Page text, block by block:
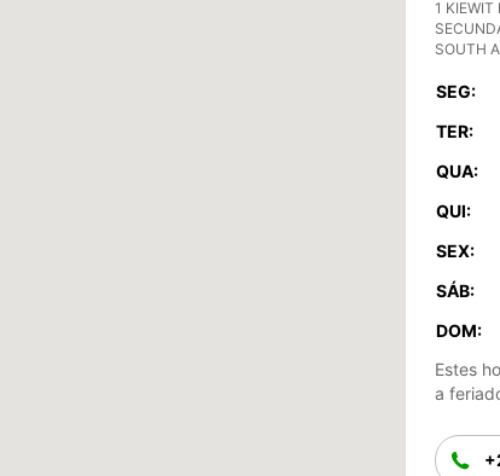
1 KIEWIT
SOUTH
SEG:
TER:
QUA:
QUI:
SEX:
SÁB:
DOM:
Estes
a